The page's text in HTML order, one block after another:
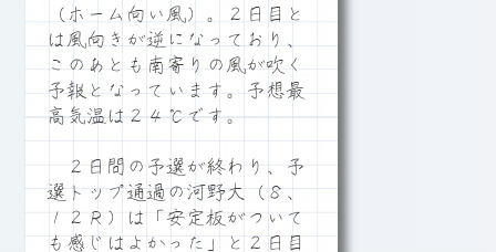
（ホーム向い風）。２日目と
は風向きが逆になっており、
このあとも南寄りの風が吹く
予報となっています。予想最
高気温は２４℃です。
２日間の予選が終わり、予
選トップ通過の河野大（８、
１２Ｒ）は「安定板がついて
も感じはよかった」と２日目